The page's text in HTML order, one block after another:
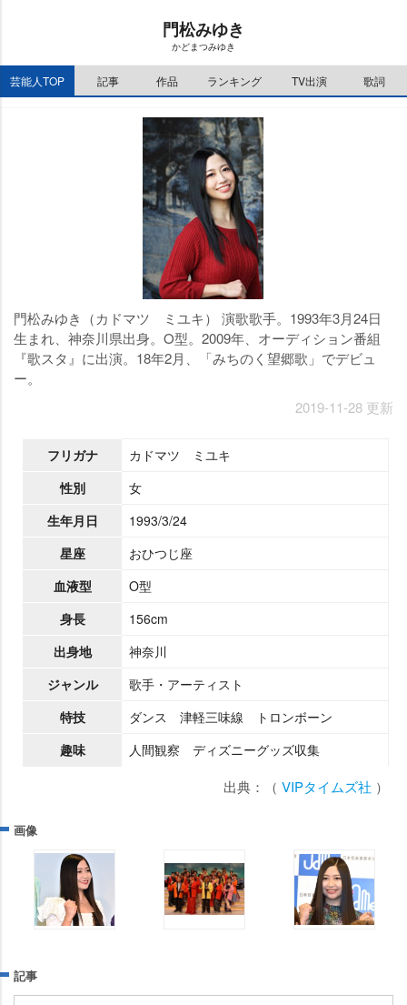
e
門松みゆき
かどまつみゆき
芸能人TOP 記事 作品 ランキング TV出演 歌詞
門松みゆき（カドマツ ミユキ） 演歌歌手。1993年3月24日
生まれ、神奈川県出身。O型。2009年、オーディション番組
『歌スタ』に出演。18年2月、「みちのく望郷歌」でデビュ
ー。
2019-11-28 更新
フリガナ
カドマツ ミユキ
性別
女
生年月日
1993/3/24
星座
おひつじ座
血液型
O型
身長
156cm
出身地
神奈川
ジャンル
歌手・アーティスト
特技
ダンス 津軽三味線 トロンボーン
趣味
人間観察 ディズニーグッズ収集
出典：（ VIPタイムズ社 ）
画像
記事